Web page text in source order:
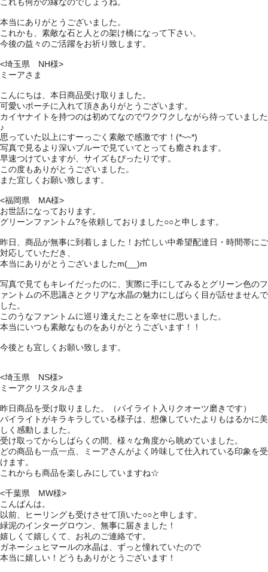
本当にありがとうございました。
これかも、素敵な石と人との架け橋になって下さい。
今後の益々のご活躍をお祈り致します。
<埼玉県 NH様>
ミーアさま
こんにちは、本日商品受け取りました。
可愛いポーチに入れて頂きありがとうございます。
カイヤナイトを持つのは初めてなのでワクワクしながら待っていました
♪
思っていた以上にすーっごく素敵で感激です！(*~~*)
写真で見るより深いブルーで見ていてとっても癒されます。
早速つけていますが、サイズもぴったりです。
この度もありがとうございました。
また宜しくお願い致します。
<福岡県 MA様>
お世話になっております。
グリーンファントム?を依頼しておりました○○と申します。
昨日、商品が無事に到着しました！お忙しい中希望配達日・時間帯にご
対応していただき、
本当にありがとうございましたm(__)m
写真で見てもキレイだったのに、実際に手にしてみるとグリーン色のフ
ァントムの不思議さとクリアな水晶の魅力にしばらく目が話せませんで
した。
このうなファントムに巡り逢えたことを幸せに思いました。
本当にいつも素敵なものをありがとうございます！！
今後とも宜しくお願い致します。
<埼玉県 NS様>
ミーアクリスタルさま
昨日商品を受け取りました。（パイライト入りクオーツ磨きです）
パイライトがキラキラしている様子は、想像していたよりもはるかに美
しく感動しました。
受け取ってからしばらくの間、様々な角度から眺めていました。
どの商品も一点一点、ミーアさんがよく吟味して仕入れている印象を受
けます。
これからも商品を楽しみにしていますね☆
<千葉県 MW様>
こんばんは。
以前、ヒーリングも受けさせて頂いた○○と申します。
緑泥のインターグロウン、無事に届きました！
嬉しくて嬉しくて、お礼のご連絡です。
ガネーシュヒマールの水晶は、ずっと憧れていたので
本当に嬉しい！どうもありがとうございます！